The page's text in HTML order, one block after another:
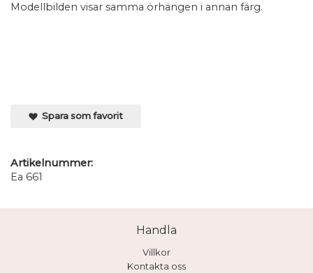
Modellbilden visar samma örhängen i annan färg.
Spara som favorit
Artikelnummer:
Ea 661
Handla
Villkor
Kontakta oss